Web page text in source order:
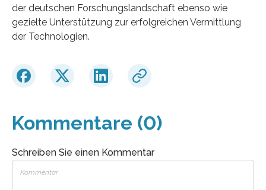
der deutschen Forschungslandschaft ebenso wie
gezielte Unterstützung zur erfolgreichen Vermittlung
der Technologien.
Kommentare (0)
Schreiben Sie einen Kommentar